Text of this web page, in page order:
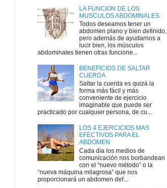
LA FUNCION DE LOS
MUSCULOS ABDOMINALES
Todos deseamos tener un
abdomen plano y bien definido,
pero además de ayudarnos a
lucir bien, los músculos
abdominales tienen otras funcione...
BENEFICIOS DE SALTAR
CUERDA
Saltar la cuerda es quizá la
forma más fácil y más
conveniente de ejercicio
imaginable que puede ser
practicado por cualquier persona, de cu...
LOS 4 EJERCICIOS MAS
EFECTIVOS PARA EL
ABDOMEN
Cada día los medios de
comunicación nos borbandean
con el “nuevo método” o la
“nueva máquina milagrosa” que nos
proporcionará un abdomen def...